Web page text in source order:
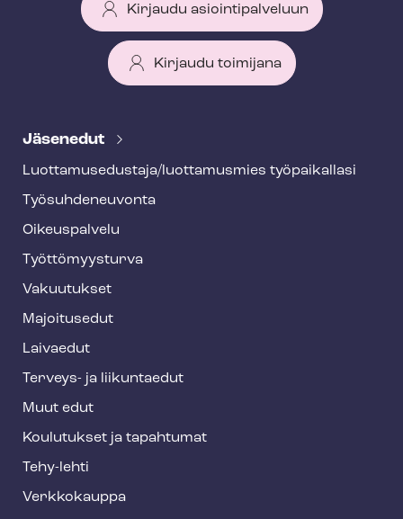
Kirjaudu asiointipalveluun
Kirjaudu toimijana
e
f
o
o
t
e
Jäsenedut
Luot­ta­muse­dus­ta­ja/luottamusmies työpaikallasi
Työ­suh­de­neu­von­ta
Oikeuspalvelu
Työt­tö­myys­tur­va
Vakuutukset
Majoitusedut
Laivaedut
Terveys- ja liikuntaedut
Muut edut
Koulutukset ja tapahtumat
Tehy-lehti
Verkkokauppa